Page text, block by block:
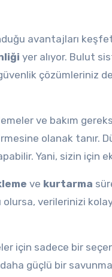
avantajları
yer alıyor. Bulut
çözümleriniz
ve bakım
olanak tanır.
Yani, sizin için
ve kurtarma
olursa, verilerinizi
için sadece bir
güçlü bir